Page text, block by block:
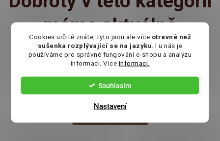
Cookies určitě znáte, tyto jsou ale více otravné než
sušenka rozplývající se na jazyku . I u nás je
používáme pro správné fungování e-shopu a analýzu
informací. Více informací.
Souhlasím
Nastavení
Můžete se ale podívat na ostatní kategorie.